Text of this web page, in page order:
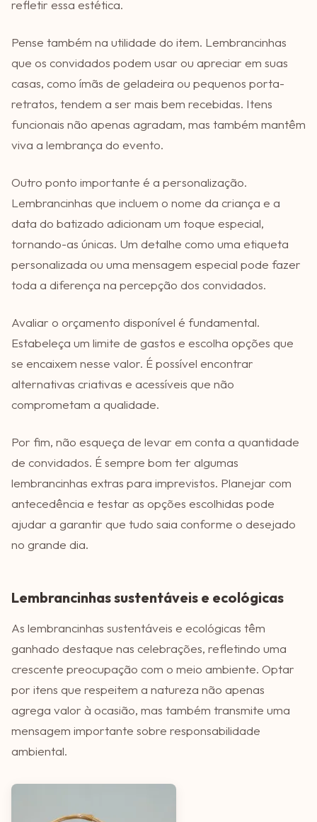
refletir essa estética.
Pense também na utilidade do item. Lembrancinhas
que os convidados podem usar ou apreciar em suas
casas, como ímãs de geladeira ou pequenos porta-
retratos, tendem a ser mais bem recebidas. Itens
funcionais não apenas agradam, mas também mantêm
viva a lembrança do evento.
Outro ponto importante é a personalização.
Lembrancinhas que incluem o nome da criança e a
data do batizado adicionam um toque especial,
tornando-as únicas. Um detalhe como uma etiqueta
personalizada ou uma mensagem especial pode fazer
toda a diferença na percepção dos convidados.
Avaliar o orçamento disponível é fundamental.
Estabeleça um limite de gastos e escolha opções que
se encaixem nesse valor. É possível encontrar
alternativas criativas e acessíveis que não
comprometam a qualidade.
Por fim, não esqueça de levar em conta a quantidade
de convidados. É sempre bom ter algumas
lembrancinhas extras para imprevistos. Planejar com
antecedência e testar as opções escolhidas pode
ajudar a garantir que tudo saia conforme o desejado
no grande dia.
Lembrancinhas sustentáveis e ecológicas
As lembrancinhas sustentáveis e ecológicas têm
ganhado destaque nas celebrações, refletindo uma
crescente preocupação com o meio ambiente. Optar
por itens que respeitem a natureza não apenas
agrega valor à ocasião, mas também transmite uma
mensagem importante sobre responsabilidade
ambiental.